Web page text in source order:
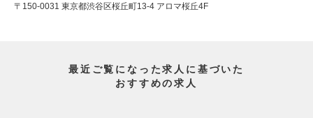
〒150-0031 東京都渋谷区桜丘町13-4 アロマ桜丘4F
最近ご覧になった求人に基づいた
おすすめの求人